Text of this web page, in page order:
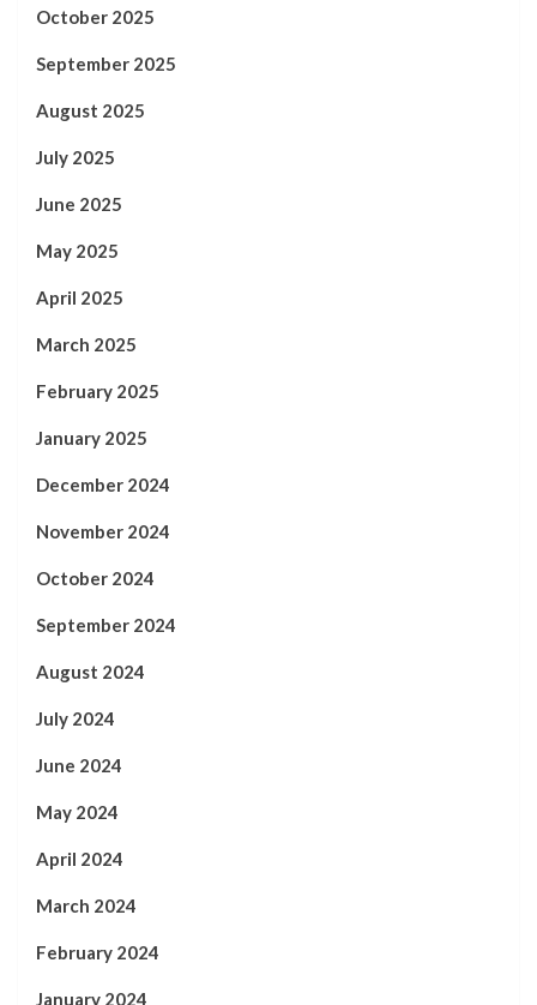
October 2025
September 2025
August 2025
July 2025
June 2025
May 2025
April 2025
March 2025
February 2025
January 2025
December 2024
November 2024
October 2024
September 2024
August 2024
July 2024
June 2024
May 2024
April 2024
March 2024
February 2024
January 2024